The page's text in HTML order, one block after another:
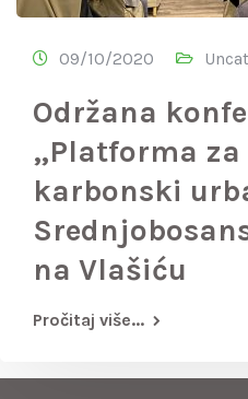
09/10/2020
Održana
„Platforma za
karbonski
na Vlašiću
Pročitaj više...